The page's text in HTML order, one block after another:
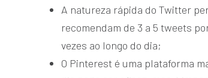
A natureza rápida do Twitter
recomendam de 3 a 5 tweets
vezes ao longo do dia;
O Pinterest é uma plataforma